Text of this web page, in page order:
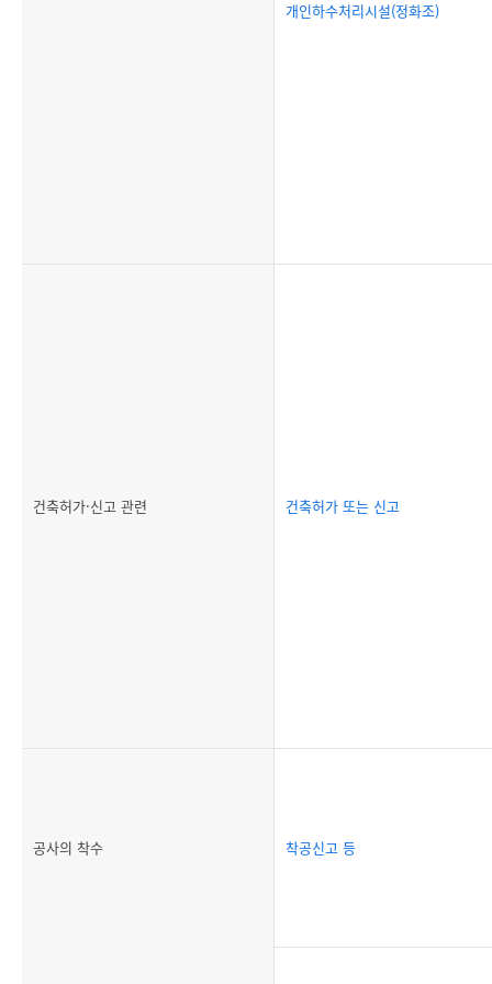
개인하수처리시설(정화조)
건축허가·신고 관련 건축허가 또는 신고
공사의 착수 착공신고 등